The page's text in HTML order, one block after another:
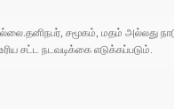
சமூகம், மதம் அல்லது
சட்ட நடவடிக்கை எடுக்கப்படும்.